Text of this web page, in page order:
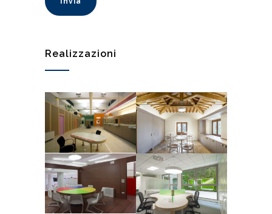
Realizzazioni